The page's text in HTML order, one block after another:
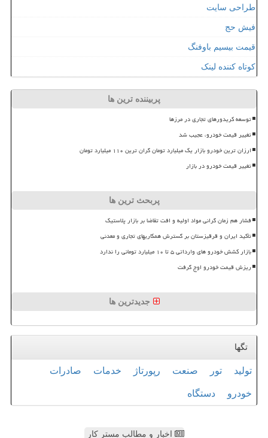
طراحی سایت
فیش حج
قیمت بیسیم باوفنگ
کوتاه کننده لینک
پربیننده ترین ها
توسعه کریدورهای تجاری در مرزها
تغییر قیمت خودرو، عجیب شد
ارزان ترین خودرو بازار یک میلیارد تومان گران ترین ۱۱۰ میلیارد تومان
تغییر قیمت خودرو در بازار
پربحث ترین ها
فشار هم زمان گرانی مواد اولیه و افت تقاضا بر بازار پلاستیک
تأکید ایران و قرقیزستان بر گسترش همکاریهای تجاری و معدنی
بازار کشش خودرو های وارداتی ۵ تا ۱۰ میلیارد تومانی را ندارد
ریزش قیمت خودرو اوج گرفت
جدیدترین ها
تگها
تولید تور صنعت رپورتاژ خدمات صادرات
خودرو دستگاه
اخبار و مطالب مستر کار